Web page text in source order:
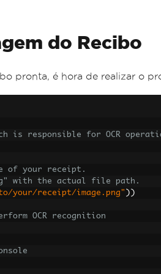
do Recibo
pronta, é hora de realizar o
responsible for OCR
of your receipt.
with the actual file path.
your/receipt/image.png" ))
OCR recognition